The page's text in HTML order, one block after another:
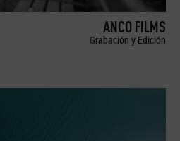
ANCO FILMS
Grabación y Edición